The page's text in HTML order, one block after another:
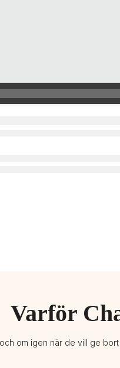
Varför
om igen när de vill ge